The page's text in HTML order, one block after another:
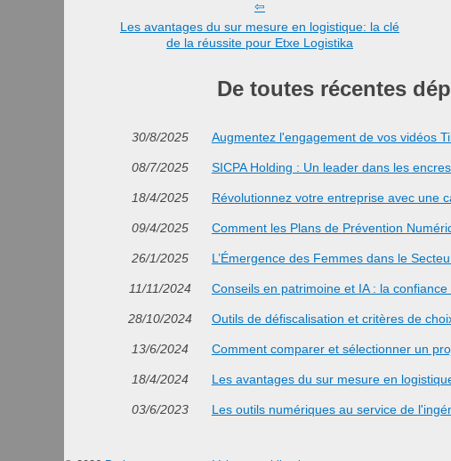
Les avantages du sur mesure en logistique: la clé
de la réussite pour Etxe Logistika
De toutes récentes
30/8/2025 Augmentez l'engagement de vos vidéos
08/7/2025 SICPA Holding : Un leader dans les
18/4/2025 Révolutionnez votre entreprise avec une
09/4/2025 Comment les Plans de Prévention
26/1/2025 L’Émergence des Femmes dans le
11/11/2024 Conseils en patrimoine et IA : la
28/10/2024 Outils de défiscalisation et critères de
13/6/2024 Comment comparer et sélectionner un
18/4/2024 Les avantages du sur mesure en
03/6/2023 Les outils numériques au service de